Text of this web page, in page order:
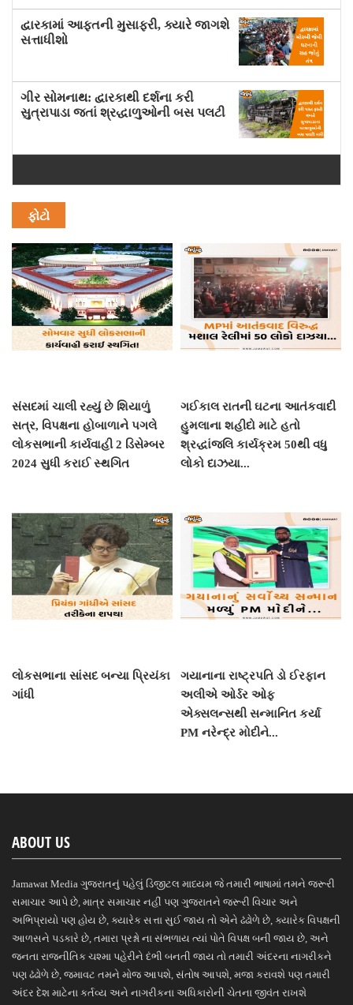
દ્વારકામાં આફતની મુસાફરી, ક્યારે જાગશે
સત્તાધીશો
ગીર સોમનાથ: દ્વારકાથી દર્શના કરી
સુત્રાપાડા જતાં શ્રદ્ધાળુઓની બસ પલટી
ફોટો
સંસદમાં ચાલી રહ્યું છે શિયાળું
સત્ર, વિપક્ષના હોબાળાને પગલે
લોકસભાની કાર્યવાહી 2 ડિસેમ્બર
2024 સુધી કરાઈ સ્થગિત
ગઈકાલ રાતની ઘટના આતંકવાદી
હુમલાના શહીદો માટે હતો
શ્રદ્ધાંજલિ કાર્યક્રમ 50થી વધુ
લોકો દાઝયા...
લોકસભાના સાંસદ બન્યા પ્રિયંકા
ગાંધી
ગયાનાના રાષ્ટ્રપતિ ડો ઈરફાન
અલીએ ઓર્ડર ઓફ
એક્સલન્સથી સન્માનિત કર્યા
PM નરેન્દ્ર મોદીને...
ABOUT US
Jamawat Media ગુજરાતનું પહેલું ડિજીટલ માધ્યમ જે તમારી ભાષામાં તમને જરૂરી
સમાચાર આપે છે, માત્ર સમાચાર નહીં પણ ગુજરાતને જરૂરી વિચાર અને
અભિપ્રાયો પણ હોય છે, ક્યારેક સત્તા સુઈ જાય તો એને ઢંઢોળે છે, ક્યારેક વિપક્ષની
આળસને પડકારે છે, તમારા પ્રશ્નો ના સંભળાય ત્યાં પોતે વિપક્ષ બની જાય છે, અને
જનતા રાજનીતિક ચશ્મા પહેરીને દંભી બનતી જાય તો તમારી અંદરના નાગરીકને
પણ ઢંઢોળે છે, જમાવટ તમને મોજ આપશે, સંતોષ આપશે, મજા કરાવશે પણ તમારી
અંદર દેશ માટેના કર્તવ્ય અને નાગરીકના અધિકારોની ચેતના જીવંત રાખશે